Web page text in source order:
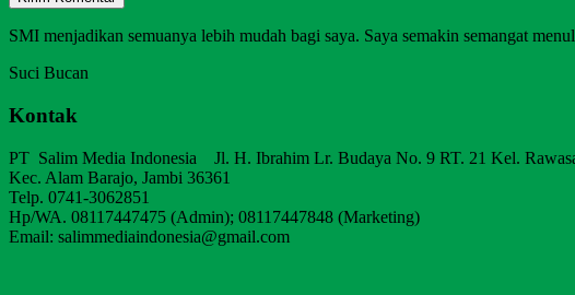
SMI menjadikan semuanya lebih mudah bagi saya. Saya semakin semangat
Suci Bucan
Kontak
PT Salim Media Indonesia Jl. H. Ibrahim Lr. Budaya No. 9 RT. 21 Kel.
Kec. Alam Barajo, Jambi 36361
Telp. 0741-3062851
Hp/WA. 08117447475 (Admin); 08117447848 (Marketing)
Email: salimmediaindonesia@gmail.com